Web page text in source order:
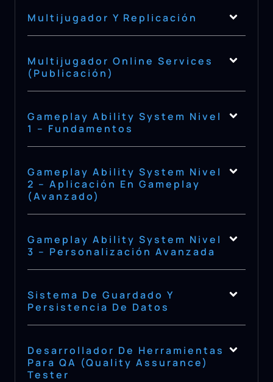
Multijugador Y Replicación
Multijugador Online Services
(Publicación)
Gameplay Ability System Nivel
1 – Fundamentos
Gameplay Ability System Nivel
2 – Aplicación En Gameplay
(Avanzado)
Gameplay Ability System Nivel
3 – Personalización Avanzada
Sistema De Guardado Y
Persistencia De Datos
Desarrollador De Herramientas
Para QA (Quality Assurance)
Tester